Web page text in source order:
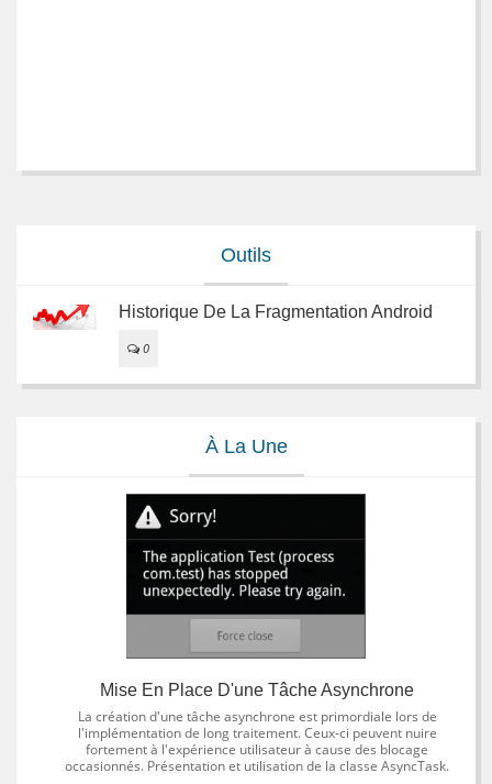
Outils
Historique De La Fragmentation Android
0
À La Une
Mise En Place D'une Tâche Asynchrone
La création d'une tâche asynchrone est primordiale lors de
l'implémentation de long traitement. Ceux-ci peuvent nuire
fortement à l'expérience utilisateur à cause des blocage
occasionnés. Présentation et utilisation de la classe AsyncTask.